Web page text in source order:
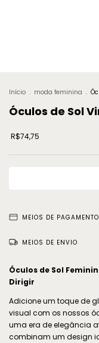
Início . moda feminina .
Óculos de Sol
R$74,75
MEIOS DE PAGAMENTO
MEIOS DE ENVIO
Óculos de Sol
Dirigir
Adicione um toque de
visual com os nossos
uma era de elegância
combinam um design